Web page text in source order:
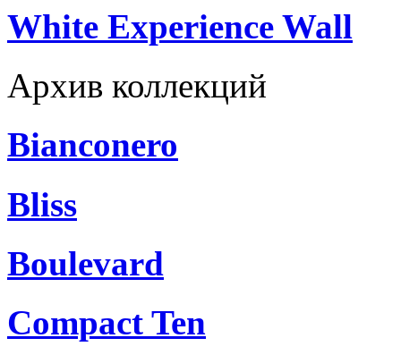
White Experience Wall
Архив коллекций
Bianconero
Bliss
Boulevard
Compact Ten